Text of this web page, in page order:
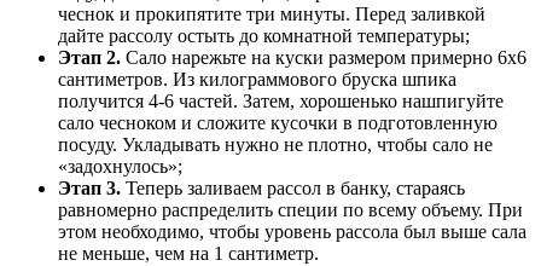
чеснок и прокипятите три минуты. Перед заливкой
дайте рассолу остыть до комнатной температуры;
Этап 2. Сало нарежьте на куски размером примерно 6х6
сантиметров. Из килограммового бруска шпика
получится 4-6 частей. Затем, хорошенько нашпигуйте
сало чесноком и сложите кусочки в подготовленную
посуду. Укладывать нужно не плотно, чтобы сало не
«задохнулось»;
Этап 3. Теперь заливаем рассол в банку, стараясь
равномерно распределить специи по всему объему. При
этом необходимо, чтобы уровень рассола был выше сала
не меньше, чем на 1 сантиметр.